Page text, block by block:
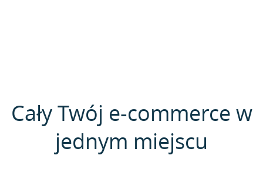
Cały Twój e-commerce w
jednym miejscu